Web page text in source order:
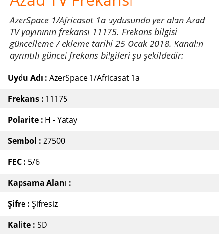
AzerSpace 1/Africasat 1a uydusunda yer alan Azad
TV yayınının frekansı 11175. Frekans bilgisi
güncelleme / ekleme tarihi 25 Ocak 2018. Kanalın
ayrıntılı güncel frekans bilgileri şu şekildedir:
Uydu Adı : AzerSpace 1/Africasat 1a
Frekans : 11175
Polarite : H - Yatay
Sembol : 27500
FEC : 5/6
Kapsama Alanı :
Şifre : Şifresiz
Kalite : SD